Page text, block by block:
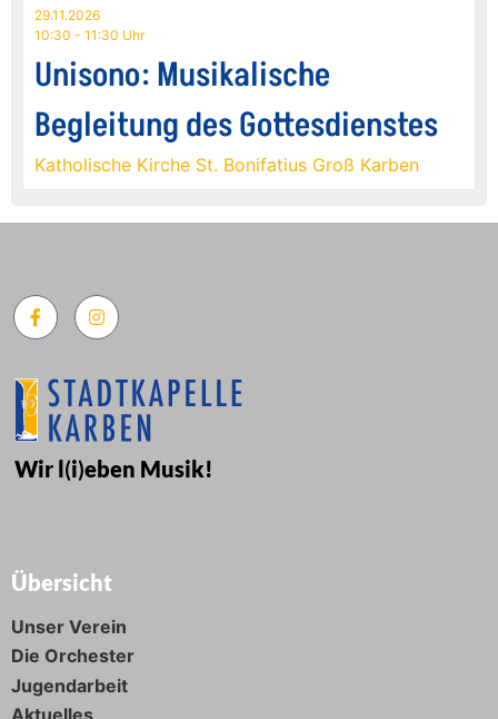
29.11.2026
10:30 - 11:30 Uhr
Unisono: Musikalische
Begleitung des Gottesdienstes
Katholische Kirche St. Bonifatius Groß Karben
Wir l(i)eben Musik!
Übersicht
Unser Verein
Die Orchester
Jugendarbeit